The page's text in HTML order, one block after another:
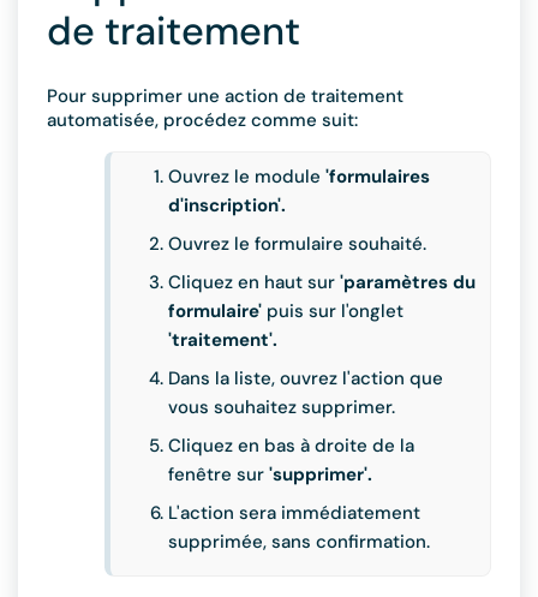
de traitement
Pour supprimer une action de traitement
automatisée, procédez comme suit:
Ouvrez le module 'formulaires
d'inscription'.
Ouvrez le formulaire souhaité.
Cliquez en haut sur 'paramètres du
formulaire' puis sur l'onglet
'traitement'.
Dans la liste, ouvrez l'action que
vous souhaitez supprimer.
Cliquez en bas à droite de la
fenêtre sur 'supprimer'.
L'action sera immédiatement
supprimée, sans confirmation.